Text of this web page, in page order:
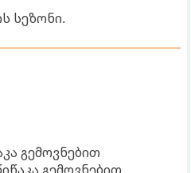
სეზონი.
გემოვნებით